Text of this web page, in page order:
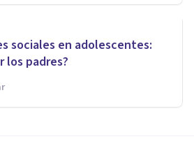
sociales en adolescentes:
los padres?